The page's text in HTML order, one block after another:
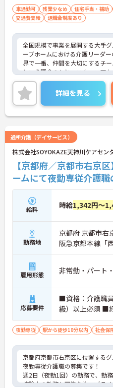
車通勤可 残業少なめ 住宅手当・補助
交通費支給
退職金制度あり
全国規模で事業を展開する大手
ープホームにおける介護リーダ
界で一番、仲間を大切にするチ
という理念のもと、スタッフ同
携し合う協力体制が築かれてい
Padを導入し事務作業を効率化す
と向き合う時間を確保できる環
す。賞与に加えて特別報酬支給
場での頑張りや業績がしっかり
度が高く自分らしさを保ちなが
系から在宅系まで幅広いサービス
ラを活かしてマネジメント層へ
目指せるため、安定した基盤の
ャリアを築いていける職場です。
★おすすめPOINT★
【業績や頑張りが特別報酬とし
を目指せる環境です】
・賞与とは別に特別報酬支給実績
の努力が収入に直結します。
【年間17日のリフレッシュ休暇
ュ休暇が取得できることで、プ
しっかり確保できます。
・残業が月平均10時間以内と少
考慮されているため、家庭と両
続けることが可能です。
【全国展開の大手ならではのイ
彩なキャリアを描けます】
るため、ご自身の希望に合わせ
を磨けます。
・将来はマネジメント層への挑戦
体制が整えられており、介護の
として継続的に成長していけます
詳細を見る
通所介護（デイサービス）
株式会社SOYOKAZE天神川ケアセン
【京都府／京都市右京
ームにて夜勤専従介護
給料 時給1,342円～
勤務地
京都府 京都市右
阪急京都本線「
雇用形態 非常勤・パート
応募要件
■資格：介護職
級）以上必須 ■
夜勤専従 駅から徒歩10分以内 社会保
京都府京都市右京区に位置する
夜勤専従介護職の募集です！
週2日（夜勤1回）の勤務で、勤
控除内の勤務も可能な為、プラ